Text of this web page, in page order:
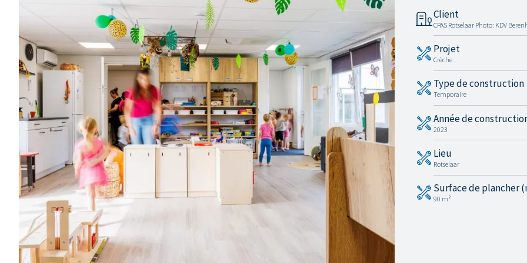
Client
CPAS Rotselaar Photo: KDV
Projet
Crèche
Type de construction
Temporaire
Année de
2023
Lieu
Rotselaar
Surface de plancher
90 m²